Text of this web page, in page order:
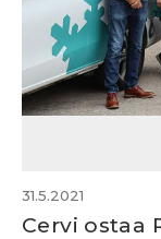
31.5.2021
Cervi ostaa